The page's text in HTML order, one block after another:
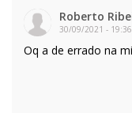
Roberto
30/09/2021 -
Oq a de errado na